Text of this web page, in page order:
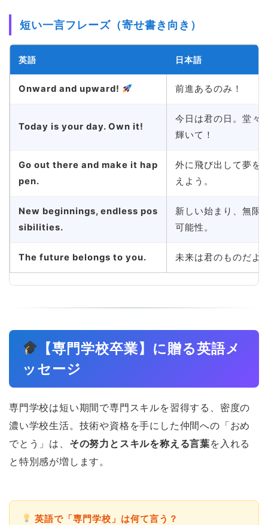
短い一言フレーズ（寄せ書き向き）
英語 日本語
Onward and upward! 前進あるのみ！
Today is your day. Own it!
今日は君の日。堂々
輝いて！
Go out there and make it hap
pen.
外に飛び出して夢を
えよう。
New beginnings, endless pos
sibilities.
新しい始まり、無限
可能性。
The future belongs to you. 未来は君のものだよ
【専門学校卒業】に贈る英語メ
ッセージ
専門学校は短い期間で専門スキルを習得する、密度の
濃い学校生活。技術や資格を手にした仲間への「おめ
でとう」は、 その努力とスキルを称える言葉を入れる
と特別感が増します。
英語で「専門学校」は何て言う？